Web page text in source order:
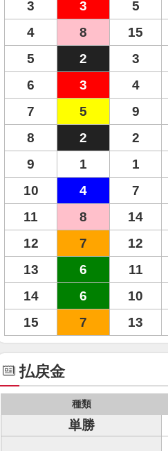
3
3 5
4
8 15
5
2 3
6
3 4
7
5 9
8
2 2
9
1 1
10
4 7
11
8 14
12
7 12
13
6 11
14
6 10
15
7 13
払戻金
種類
単勝